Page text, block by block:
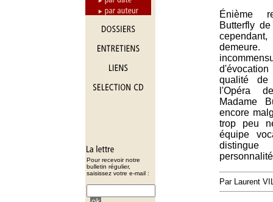
Pour recevoir notre
bulletin régulier,
saisissez votre e-mail :
Énième
Butterfly
cependant,
qualité de
l'Opéra
Madame
encore
trop peu
équipe
Par Laurent